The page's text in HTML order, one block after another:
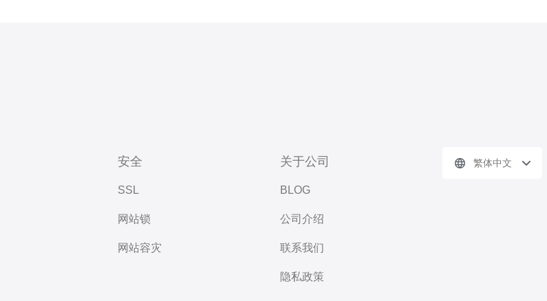
安全
SSL
网站锁
网站容灾
关于公司
BLOG
公司介绍
联系我们
隐私政策
繁体中文